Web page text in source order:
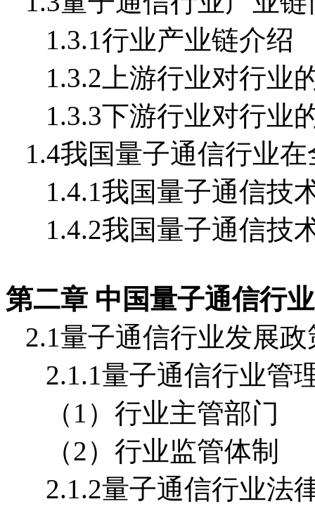
1.3.1行业产业链介绍
1.3.2上游行业对行业
1.3.3下游行业对行业
1.4我国量子通信行业
1.4.1我国量子通信技
1.4.2我国量子通信技
第二章 中国量子通信行
2.1量子通信行业发展
2.1.1量子通信行业管
（1）行业主管部门
（2）行业监管体制
2.1.2量子通信行业法